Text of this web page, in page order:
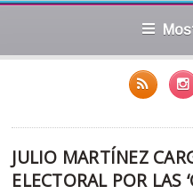
JULIO MARTÍNEZ
ELECTORAL POR LAS